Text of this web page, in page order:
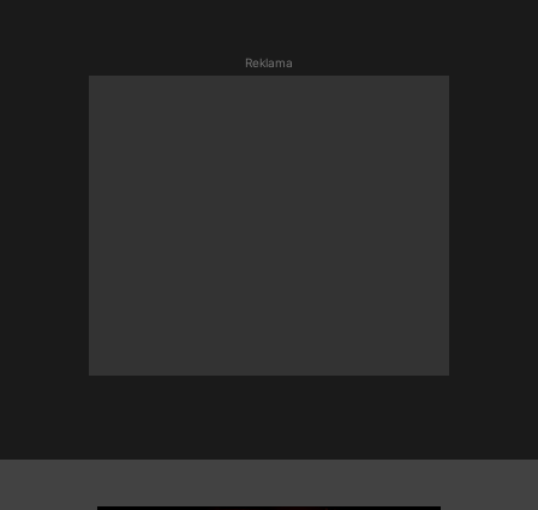
Reklama